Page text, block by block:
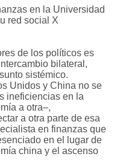
en la Universidad
red social X
de los políticos es
bilateral,
sistémico.
Unidos y China no se
ineficiencias en la
a otra–,
a otra parte de esa
en finanzas que
en el lugar de
china y el ascenso